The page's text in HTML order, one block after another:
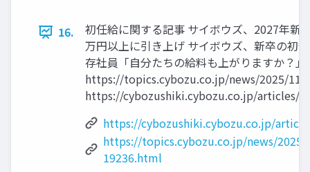
16.
初任給に関する記事 サイボウズ、2027年新
万円以上に引き上げ サイボウズ、新卒の初
存社員「自分たちの給料も上がりますか？」
https://topics.cybozu.co.jp/news/2025/11/
https://cybozushiki.cybozu.co.jp/articles/
https://cybozushiki.cybozu.co.jp/
https://topics.cybozu.co.jp/news/2025/
19236.html